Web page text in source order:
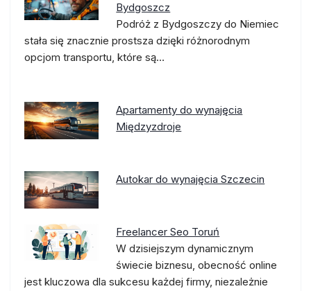
Bydgoszcz
Podróż z Bydgoszczy do Niemiec
stała się znacznie prostsza dzięki różnorodnym
opcjom transportu, które są…
Apartamenty do wynajęcia
Międzyzdroje
Autokar do wynajęcia Szczecin
Freelancer Seo Toruń
W dzisiejszym dynamicznym
świecie biznesu, obecność online
jest kluczowa dla sukcesu każdej firmy, niezależnie